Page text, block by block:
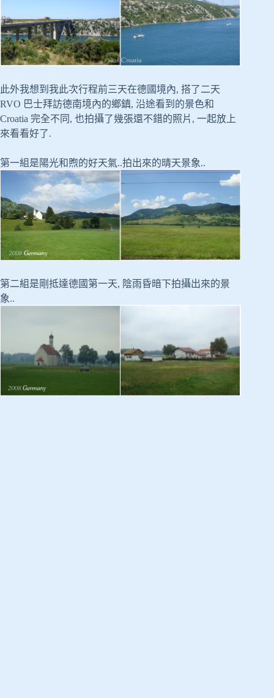
此外我想到我此次行程前三天在德國境內, 搭了二天
RVO 巴士拜訪德南境內的鄉鎮, 沿途看到的景色和
Croatia 完全不同, 也拍攝了幾張還不錯的照片, 一起放上
來看看好了.
第一組是陽光和煦的好天氣..拍出來的晴天景象..
第二組是剛抵達德國第一天, 陰雨昏暗下拍攝出來的景
象..